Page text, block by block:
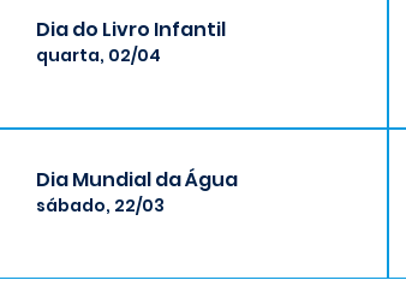
Dia do Livro Infantil
quarta, 02/04
Dia Mundial da Água
sábado, 22/03